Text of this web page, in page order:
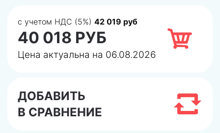
с учетом НДС (5%) 42 019 руб
40 018 РУБ
Цена актуальна на 06.08.2026
ДОБАВИТЬ
В СРАВНЕНИЕ